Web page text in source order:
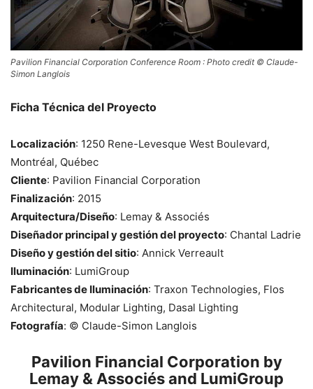
Pavilion Financial Corporation Conference Room : Photo credit © Claude-
Simon Langlois
Ficha Técnica del Proyecto
Localización: 1250 Rene-Levesque West Boulevard,
Montréal, Québec
Cliente: Pavilion Financial Corporation
Finalización: 2015
Arquitectura/Diseño: Lemay & Associés
Diseñador principal y gestión del proyecto: Chantal Ladrie
Diseño y gestión del sitio: Annick Verreault
Iluminación: LumiGroup
Fabricantes de Iluminación: Traxon Technologies, Flos
Architectural, Modular Lighting, Dasal Lighting
Fotografía: © Claude-Simon Langlois
Pavilion Financial Corporation by
Lemay & Associés and LumiGroup